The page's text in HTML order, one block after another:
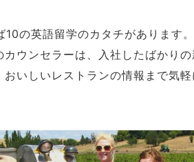
10の英語留学のカタチがあります
カウンセラーは、入社したばかり
おいしいレストランの情報まで気軽